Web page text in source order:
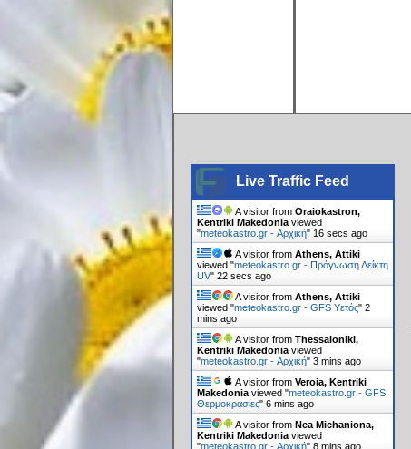
Live Traffic Feed
A visitor fromOraiokastron,
Kentriki Makedonia viewed
"meteokastro.gr - Αρχική" 17 secs ago
A visitor fromAthens, Attiki
viewed "meteokastro.gr - Πρόγνωση Δείκτη
UV"23 secs ago
A visitor fromAthens, Attiki
viewed "meteokastro.gr - GFS Υετός"2
mins ago
A visitor fromThessaloniki,
Kentriki Makedonia viewed
"meteokastro.gr - Αρχική"3 mins ago
A visitor fromVeroia, Kentriki
Makedonia viewed "meteokastro.gr - GFS
Θερμοκρασίες"6 mins ago
A visitor fromNea Michaniona,
Kentriki Makedonia viewed
"meteokastro.gr - Αρχική"8 mins ago